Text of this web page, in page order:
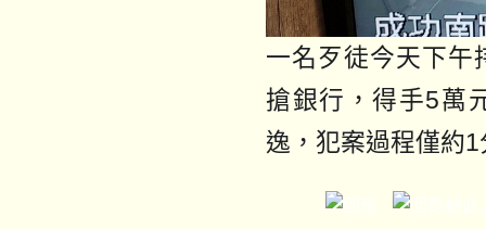
一名歹徒今天下午
搶銀行，得手5萬
逸，犯案過程僅約